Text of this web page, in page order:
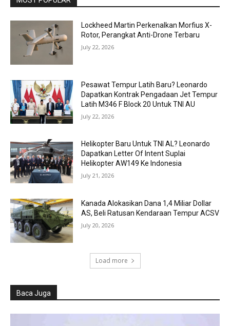
Lockheed Martin Perkenalkan Morfius X-
Rotor, Perangkat Anti-Drone Terbaru
July 22, 2026
Pesawat Tempur Latih Baru? Leonardo
Dapatkan Kontrak Pengadaan Jet Tempur
Latih M346 F Block 20 Untuk TNI AU
July 22, 2026
Helikopter Baru Untuk TNI AL? Leonardo
Dapatkan Letter Of Intent Suplai
Helikopter AW149 Ke Indonesia
July 21, 2026
Kanada Alokasikan Dana 1,4 Miliar Dollar
AS, Beli Ratusan Kendaraan Tempur ACSV
July 20, 2026
Load more
Baca Juga